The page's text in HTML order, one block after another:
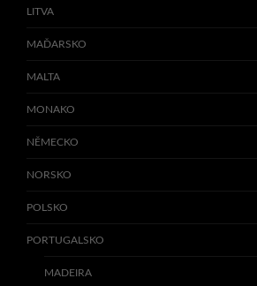
LITVA
MAĎARSKO
MALTA
MONAKO
NĚMECKO
NORSKO
POLSKO
PORTUGALSKO
MADEIRA